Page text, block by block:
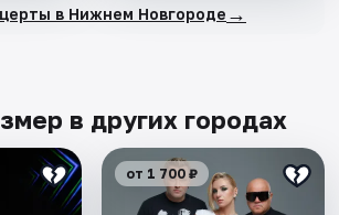
в Нижнем Новгороде →
в других городах
от 1 700 ₽